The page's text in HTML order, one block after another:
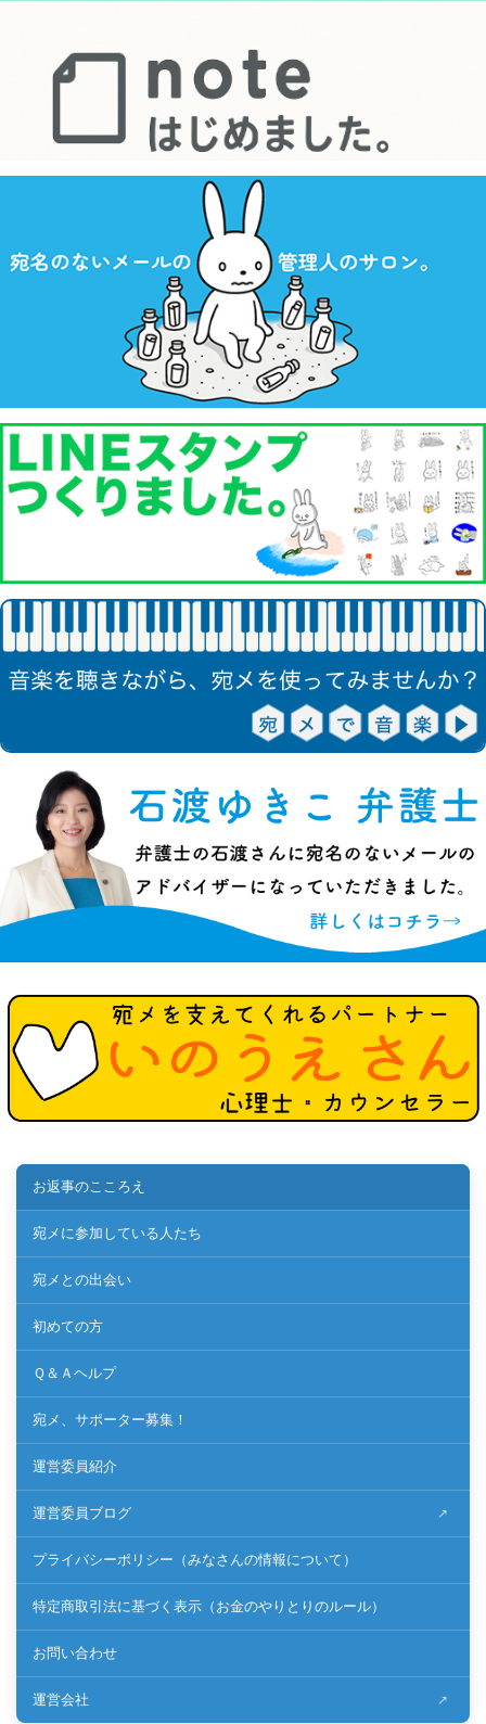
お返事のこころえ
宛メに参加している人たち
宛メとの出会い
初めての方
Ｑ＆Ａヘルプ
宛メ、サポーター募集！
運営委員紹介
運営委員ブログ
プライバシーポリシー（みなさんの情報について）
特定商取引法に基づく表示（お金のやりとりのルール）
お問い合わせ
運営会社